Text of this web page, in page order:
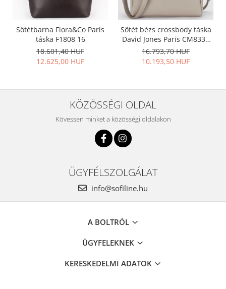
Sötétbarna Flora&Co Paris
táska F1808 16
18.601,40 HUF
12.625,00 HUF
Sötét bézs crossbody táska
David Jones Paris CM8330
15
16.793,70 HUF
10.193,50 HUF
KÖZÖSSÉGI OLDAL
Kövessen minket a közösségi oldalakon
ÜGYFÉLSZOLGÁLAT
info@sofiline.hu
A BOLTRÓL
ÜGYFELEKNEK
KERESKEDELMI ADATOK